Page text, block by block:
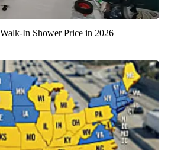
In Shower Price in 2026